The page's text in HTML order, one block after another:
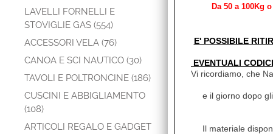
LAVELLI FORNELLI E
STOVIGLIE GAS (554)
ACCESSORI VELA (76)
CANOA E SCI NAUTICO (30)
TAVOLI E POLTRONCINE (186)
CUSCINI E ABBIGLIAMENTO
(108)
ARTICOLI REGALO E GADGET
Da 50 a 100Kg
E' POSSIBILE
EVENTUALI
Vi ricordiamo, che
e il giorno dopo
Il materiale